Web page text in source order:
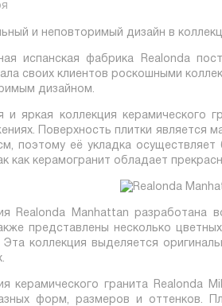
испанская фабрика Realonda
своих клиентов роскошными
дизайном.
и яркая коллекция керамического
Поверхность плитки является
поэтому её укладка
как керамогранит обладает
Realonda Manhattan разработана
представлены несколько
Эта коллекция выделяется
керамического гранита Realonda
форм, размеров и оттенков.